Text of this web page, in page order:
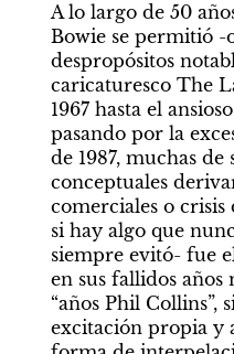
A lo largo de 50
Bowie se permitió
despropósitos
caricaturesco The
1967 hasta el
pasando por la
de 1987, muchas de
conceptuales
comerciales o crisis
si hay algo que
siempre evitó- fue
en sus fallidos años
“años Phil Collins”,
excitación propia y